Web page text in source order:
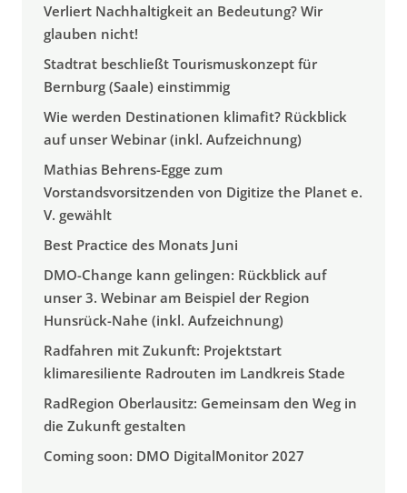
Verliert Nachhaltigkeit an Bedeutung? Wir
glauben nicht!
Stadtrat beschließt Tourismuskonzept für
Bernburg (Saale) einstimmig
Wie werden Destinationen klimafit? Rückblick
auf unser Webinar (inkl. Aufzeichnung)
Mathias Behrens-Egge zum
Vorstandsvorsitzenden von Digitize the Planet e.
V. gewählt
Best Practice des Monats Juni
DMO-Change kann gelingen: Rückblick auf
unser 3. Webinar am Beispiel der Region
Hunsrück-Nahe (inkl. Aufzeichnung)
Radfahren mit Zukunft: Projektstart
klimaresiliente Radrouten im Landkreis Stade
RadRegion Oberlausitz: Gemeinsam den Weg in
die Zukunft gestalten
Coming soon: DMO DigitalMonitor 2027